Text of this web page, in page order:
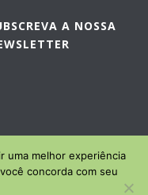
A NOSSA
uma melhor experiência
concorda com seu